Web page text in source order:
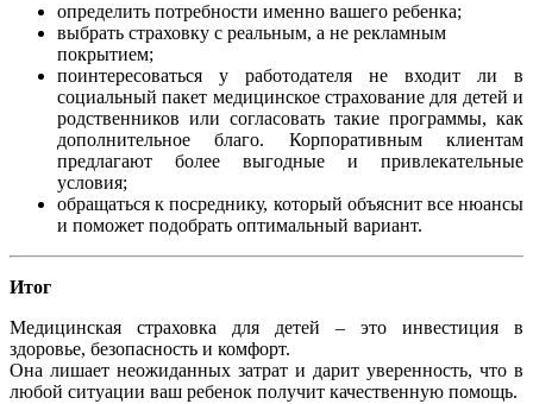
определить потребности именно вашего ребенка;
выбрать страховку с реальным, а не рекламным
покрытием;
поинтересоваться у работодателя не входит ли в
социальный пакет медицинское страхование для детей и
родственников или согласовать такие программы, как
дополнительное благо. Корпоративным клиентам
предлагают более выгодные и привлекательные
условия;
обращаться к посреднику, который объяснит все нюансы
и поможет подобрать оптимальный вариант.
Итог
Медицинская страховка для детей – это инвестиция в
здоровье, безопасность и комфорт.
Она лишает неожиданных затрат и дарит уверенность, что в
любой ситуации ваш ребенок получит качественную помощь.